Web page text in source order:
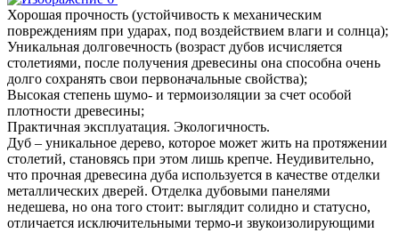
Хорошая прочность (устойчивость к механическим
повреждениям при ударах, под воздействием влаги и солнца);
Уникальная долговечность (возраст дубов исчисляется
столетиями, после получения древесины она способна очень
долго сохранять свои первоначальные свойства);
Высокая степень шумо- и термоизоляции за счет особой
плотности древесины;
Практичная эксплуатация. Экологичность.
Дуб – уникальное дерево, которое может жить на протяжении
столетий, становясь при этом лишь крепче. Неудивительно,
что прочная древесина дуба используется в качестве отделки
металлических дверей. Отделка дубовыми панелями
недешева, но она того стоит: выглядит солидно и статусно,
отличается исключительными термо-и звукоизолирующими